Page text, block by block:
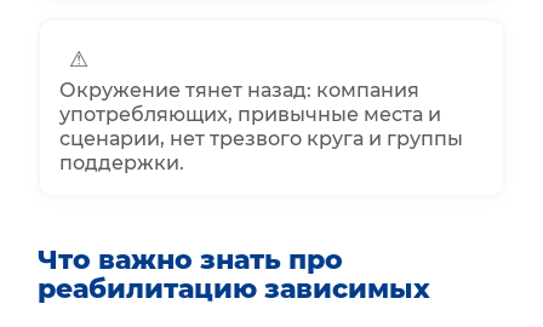
⚠
Окружение тянет назад: компания
употребляющих, привычные места и
сценарии, нет трезвого круга и группы
поддержки.
Что важно знать про
реабилитацию зависимых